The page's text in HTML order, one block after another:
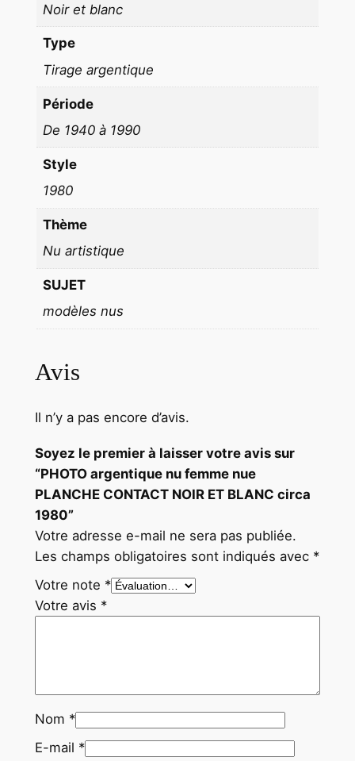
O
T
T
N
O
I
T
A
C
i
c
a
1
9
8
0
Noir et blanc
Type
Tirage argentique
Période
De 1940 à 1990
Style
1980
Thème
Nu artistique
SUJET
modèles nus
Avis
Il n’y a pas encore d’avis.
Soyez le premier à laisser votre avis sur
“PHOTO argentique nu femme nue
PLANCHE CONTACT NOIR ET BLANC circa
1980”
Votre adresse e-mail ne sera pas publiée.
Les champs obligatoires sont indiqués avec *
Votre note *
Votre avis *
Nom *
E-mail *